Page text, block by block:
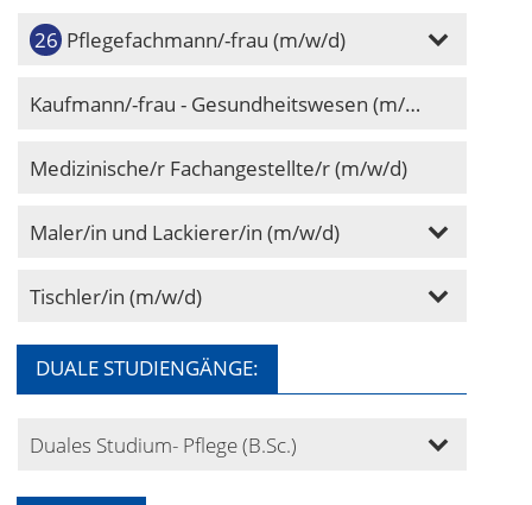
Pflegefachmann/-frau (m/w/d)
Kaufmann/-frau - Gesundheitswesen (m/w/d)
Medizinische/r Fachangestellte/r (m/w/d)
Maler/in und Lackierer/in (m/w/d)
Tischler/in (m/w/d)
DUALE STUDIENGÄNGE:
Duales Studium- Pflege (B.Sc.)